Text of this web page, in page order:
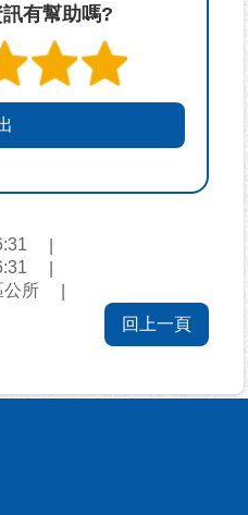
有幫助嗎?
公所
回上一頁